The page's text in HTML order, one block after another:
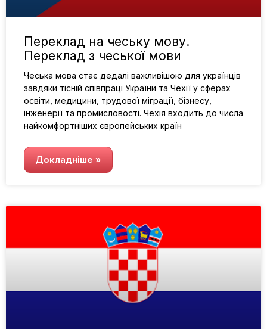
Переклад на чеську мову.
Переклад з чеської мови
Чеська мова стає дедалі важливішою для українців
завдяки тісній співпраці України та Чехії у сферах
освіти, медицини, трудової міграції, бізнесу,
інженерії та промисловості. Чехія входить до числа
найкомфортніших європейських країн
Докладніше »